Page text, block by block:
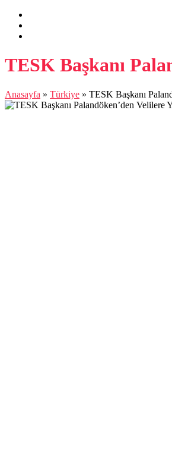
TESK Başkanı
Anasayfa » Türkiye » TESK Başkanı